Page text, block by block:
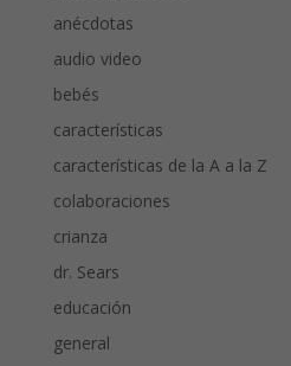
anécdotas
audio video
bebés
características
características de la A a la Z
colaboraciones
crianza
dr. Sears
educación
general